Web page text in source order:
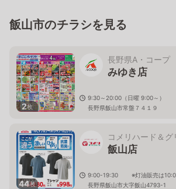
飯山市のチラシを見る
2枚
長野県A・コープ
みゆき店
9:30～20:00（日曜 9:00～）
長野県飯山市常盤７４１９
44枚
コメリハード＆グ
飯山店
9:00-19:30 ※灯油販売は
長野県飯山市大字飯山4793-1